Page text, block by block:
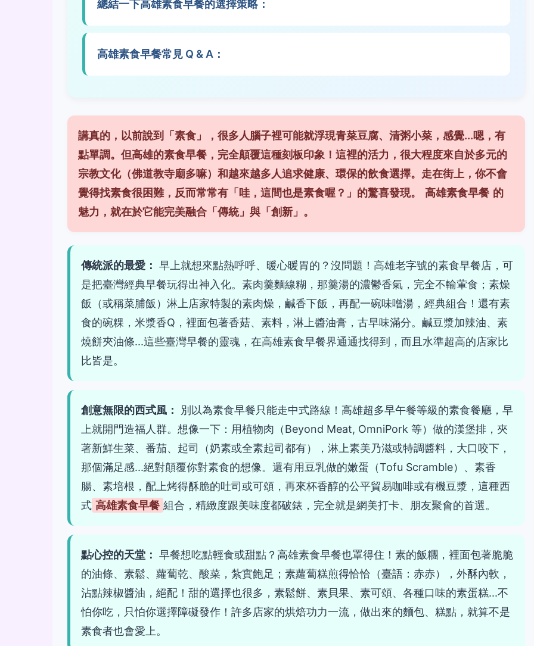
總結一下高雄素食早餐的選擇策略：
高雄素食早餐常見 Q & A：
講真的，以前說到「素食」，很多人腦子裡可能就浮現青菜豆腐、清粥小菜，感覺...嗯，有
點單調。但高雄的素食早餐，完全顛覆這種刻板印象！這裡的活力，很大程度來自於多元的
宗教文化（佛道教寺廟多嘛）和越來越多人追求健康、環保的飲食選擇。走在街上，你不會
覺得找素食很困難，反而常常有「哇，這間也是素食喔？」的驚喜發現。
高雄素食早餐 的
魅力，就在於它能完美融合「傳統」與「創新」。
傳統派的最愛： 早上就想來點熱呼呼、暖心暖胃的？沒問題！高雄老字號的素食早餐店，可
是把臺灣經典早餐玩得出神入化。素肉羹麵線糊，那羹湯的濃鬱香氣，完全不輸葷食；素燥
飯（或稱菜脯飯）淋上店家特製的素肉燥，鹹香下飯，再配一碗味噌湯，經典組合！還有素
食的碗粿，米漿香Q，裡面包著香菇、素料，淋上醬油膏，古早味滿分。鹹豆漿加辣油、素
燒餅夾油條...這些臺灣早餐的靈魂，在高雄素食早餐界通通找得到，而且水準超高的店家比
比皆是。
創意無限的西式風：
別以為素食早餐只能走中式路線！高雄超多早午餐等級的素食餐廳，早
上就開門造福人群。想像一下：用植物肉（Beyond Meat, OmniPork 等）做的漢堡排，夾
著新鮮生菜、番茄、起司（奶素或全素起司都有），淋上素美乃滋或特調醬料，大口咬下，
那個滿足感...絕對顛覆你對素食的想像。還有用豆乳做的嫩蛋（Tofu Scramble）、素香
腸、素培根，配上烤得酥脆的吐司或可頌，再來杯香醇的公平貿易咖啡或有機豆漿，這種西
式 高雄素食早餐 組合，精緻度跟美味度都破錶，完全就是網美打卡、朋友聚會的首選。
點心控的天堂： 早餐想吃點輕食或甜點？高雄素食早餐也罩得住！素的飯糰，裡面包著脆脆
的油條、素鬆、蘿蔔乾、酸菜，紮實飽足；素蘿蔔糕煎得恰恰（臺語：赤赤），外酥內軟，
沾點辣椒醬油，絕配！甜的選擇也很多，素鬆餅、素貝果、素可頌、各種口味的素蛋糕...不
怕你吃，只怕你選擇障礙發作！許多店家的烘焙功力一流，做出來的麵包、糕點，就算不是
素食者也會愛上。